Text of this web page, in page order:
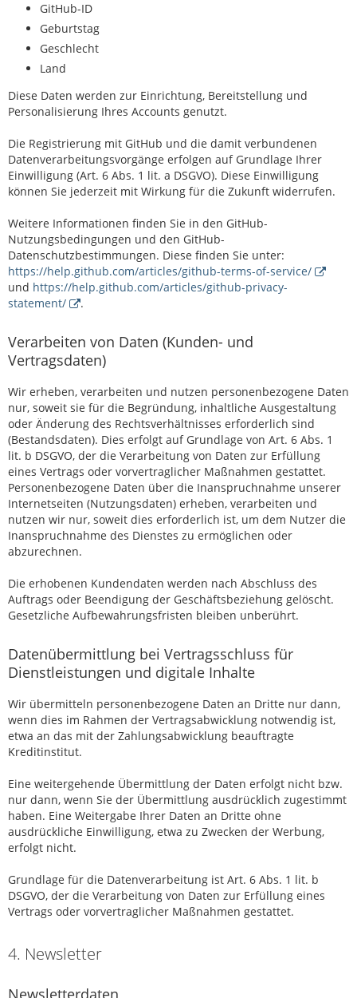
GitHub-ID
Geburtstag
Geschlecht
Land
Diese Daten werden zur Einrichtung, Bereitstellung und
Personalisierung Ihres Accounts genutzt.
Die Registrierung mit GitHub und die damit verbundenen
Datenverarbeitungsvorgänge erfolgen auf Grundlage Ihrer
Einwilligung (Art. 6 Abs. 1 lit. a DSGVO). Diese Einwilligung
können Sie jederzeit mit Wirkung für die Zukunft widerrufen.
Weitere Informationen finden Sie in den GitHub-
Nutzungsbedingungen und den GitHub-
Datenschutzbestimmungen. Diese finden Sie unter:
https://help.github.com/articles/github-terms-of-service/
und https://help.github.com/articles/github-privacy-
statement/
.
Verarbeiten von Daten (Kunden- und
Vertragsdaten)
Wir erheben, verarbeiten und nutzen personenbezogene Daten
nur, soweit sie für die Begründung, inhaltliche Ausgestaltung
oder Änderung des Rechtsverhältnisses erforderlich sind
(Bestandsdaten). Dies erfolgt auf Grundlage von Art. 6 Abs. 1
lit. b DSGVO, der die Verarbeitung von Daten zur Erfüllung
eines Vertrags oder vorvertraglicher Maßnahmen gestattet.
Personenbezogene Daten über die Inanspruchnahme unserer
Internetseiten (Nutzungsdaten) erheben, verarbeiten und
nutzen wir nur, soweit dies erforderlich ist, um dem Nutzer die
Inanspruchnahme des Dienstes zu ermöglichen oder
abzurechnen.
Die erhobenen Kundendaten werden nach Abschluss des
Auftrags oder Beendigung der Geschäftsbeziehung gelöscht.
Gesetzliche Aufbewahrungsfristen bleiben unberührt.
Datenübermittlung bei Vertragsschluss für
Dienstleistungen und digitale Inhalte
Wir übermitteln personenbezogene Daten an Dritte nur dann,
wenn dies im Rahmen der Vertragsabwicklung notwendig ist,
etwa an das mit der Zahlungsabwicklung beauftragte
Kreditinstitut.
Eine weitergehende Übermittlung der Daten erfolgt nicht bzw.
nur dann, wenn Sie der Übermittlung ausdrücklich zugestimmt
haben. Eine Weitergabe Ihrer Daten an Dritte ohne
ausdrückliche Einwilligung, etwa zu Zwecken der Werbung,
erfolgt nicht.
Grundlage für die Datenverarbeitung ist Art. 6 Abs. 1 lit. b
DSGVO, der die Verarbeitung von Daten zur Erfüllung eines
Vertrags oder vorvertraglicher Maßnahmen gestattet.
4. Newsletter
Newsletterdaten